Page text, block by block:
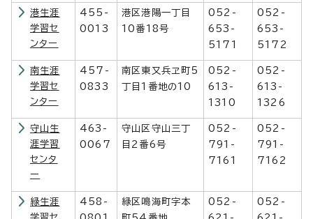
港生涯
学習セ
ンター
455-
0013
港区港陽一丁目
10番18号
052-
653-
5171
052-
653-
5172
南生涯
学習セ
ンター
457-
0833
南区東又兵ヱ町5
丁目1番地の10
052-
613-
1310
052-
613-
1326
守山生
涯学習
センタ
ー
463-
0067
守山区守山三丁
目2番6号
052-
791-
7161
052-
791-
7162
緑生涯
学習セ
458-
緑区鳴海町字本
052-
052-